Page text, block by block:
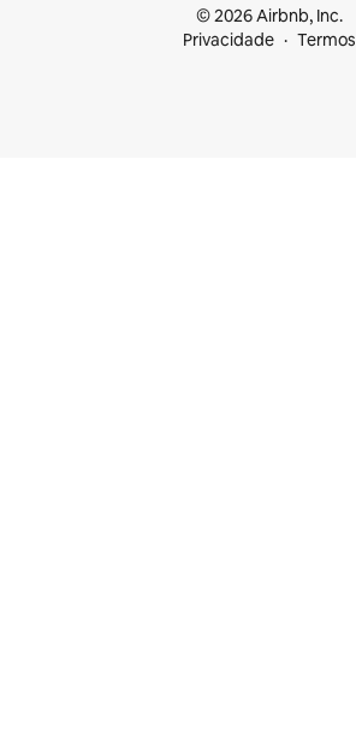
© 2026 Airbnb, Inc.
Privacidade
Termos